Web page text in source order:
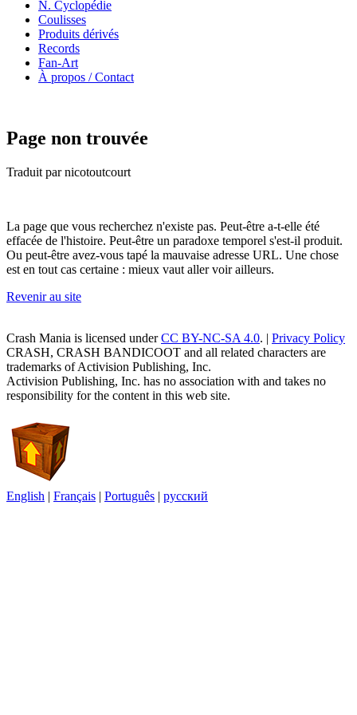
N. Cyclopédie
Coulisses
Produits dérivés
Records
Fan-Art
À propos / Contact
Page non trouvée
Traduit par nicotoutcourt
La page que vous recherchez n'existe pas. Peut-être a-t-elle été
effacée de l'histoire. Peut-être un paradoxe temporel s'est-il produit.
Ou peut-être avez-vous tapé la mauvaise adresse URL. Une chose
est en tout cas certaine : mieux vaut aller voir ailleurs.
Revenir au site
Crash Mania is licensed underCC BY-NC-SA 4.0. | Privacy Policy
CRASH, CRASH BANDICOOT and all related characters are
trademarks of Activision Publishing, Inc.
Activision Publishing, Inc. has no association with and takes no
responsibility for the content in this web site.
English | Français | Português | русский